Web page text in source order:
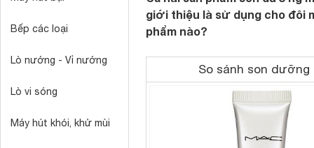
Bếp các loại
Lò nướng - Vỉ nướng
Lò vi sóng
Máy hút khói, khử mùi
giới thiệu là sử dụng cho đôi
phẩm nào?
So sánh son